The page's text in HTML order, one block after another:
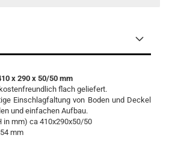
x 290 x 50/50 mm
flach geliefert.
Einschlagfaltung von Boden und Deckel
und einfachen Aufbau.
in mm) ca 410x290x50/50
mm